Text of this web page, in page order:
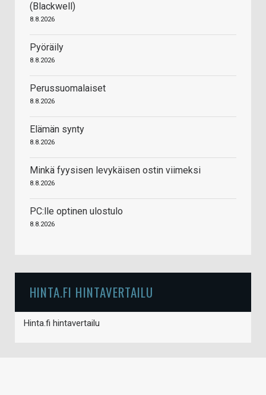
(Blackwell)
8.8.2026
Pyöräily
8.8.2026
Perussuomalaiset
8.8.2026
Elämän synty
8.8.2026
Minkä fyysisen levykäisen ostin viimeksi
8.8.2026
PC:lle optinen ulostulo
8.8.2026
HINTA.FI HINTAVERTAILU
Hinta.fi hintavertailu